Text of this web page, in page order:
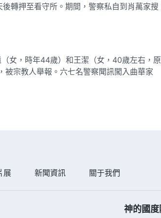
轉押至看守所。期間，警察私自到肖萬家搜
女，時年44歲）和王潔（女，40歲左右，原
宗教人舉報。六七名警察聞訊闖入曲華家
展 新聞資訊 關于我們
神的國